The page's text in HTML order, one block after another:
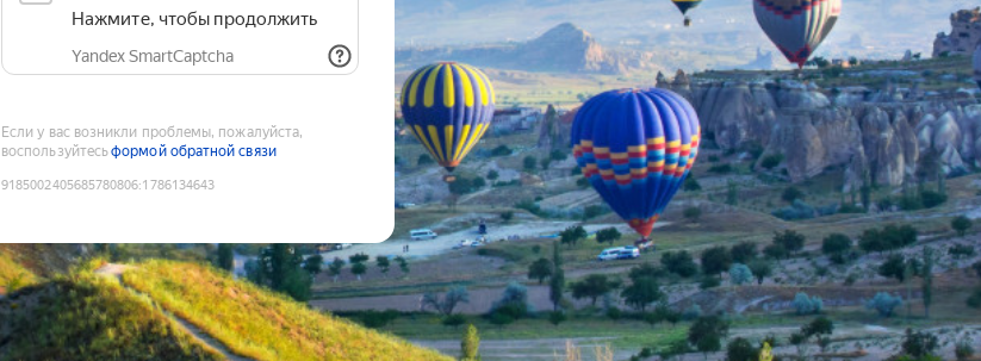
Нажмите, чтобы продолжить
Yandex SmartCaptcha
Если у вас возникли проблемы, пожалуйста,
воспользуйтесьформой обратной связи
9185002405685780806:1786134643